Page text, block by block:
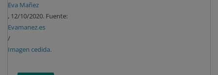
Eva Mañez
, 12/10/2020. Fuente:
Evamanez.es
/
Imagen cedida.